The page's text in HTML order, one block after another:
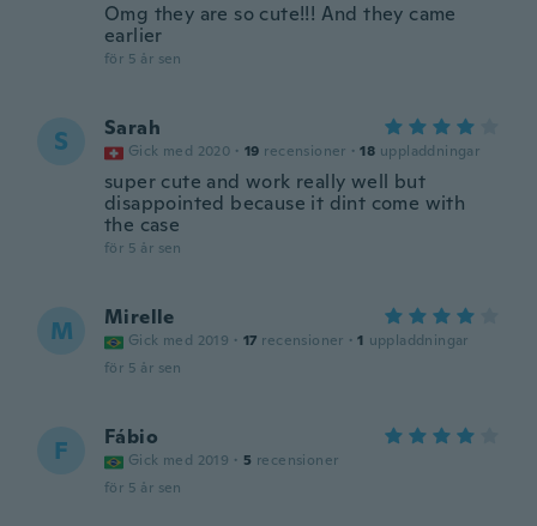
Omg they are so cute!!! And they came
earlier
för 5 år sen
S Sarah
Gick med 2020 · 19 recensioner · 18 uppladdningar
super cute and work really well but
disappointed because it dint come with
the case
för 5 år sen
M Mirelle
Gick med 2019 · 17 recensioner · 1 uppladdningar
för 5 år sen
F Fábio
Gick med 2019 · 5 recensioner
för 5 år sen